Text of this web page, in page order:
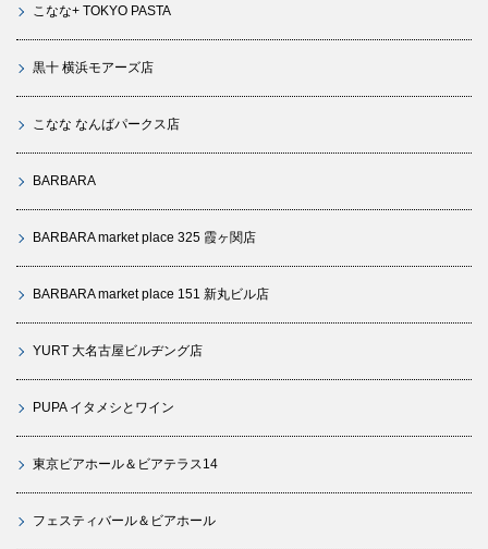
こなな+ TOKYO PASTA
黒十 横浜モアーズ店
こなな なんばパークス店
BARBARA
BARBARA market place 325 霞ヶ関店
BARBARA market place 151 新丸ビル店
YURT 大名古屋ビルヂング店
PUPA イタメシとワイン
東京ビアホール＆ビアテラス14
フェスティバール＆ビアホール